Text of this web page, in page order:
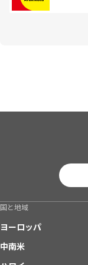
国と地域
ヨーロッパ
中南米